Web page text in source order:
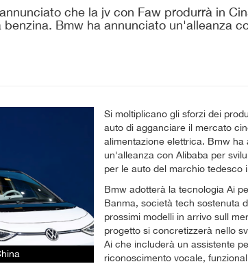
che la jv con Faw produrrà in
benzina. Bmw ha annunciato un'alleanza
Si moltiplicano gli sforzi dei
auto di agganciare il mercato
alimentazione elettrica. Bmw ha
un'alleanza con Alibaba per
per le auto del marchio tedesco
Bmw adotterà la tecnologia Ai
Banma, società tech sostenuta
prossimi modelli in arrivo sull
progetto si concretizzerà nello
Ai che includerà un assistente
riconoscimento vocale,